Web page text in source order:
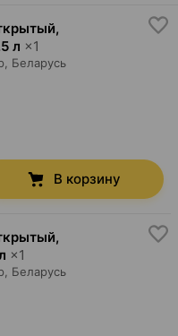
л ×1
, Беларусь
В корзину
×1
, Беларусь